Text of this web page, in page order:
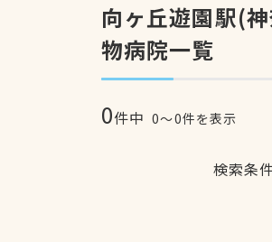
向ヶ丘遊園駅(
物病院一覧
0件中 0〜0件を表示
検索条